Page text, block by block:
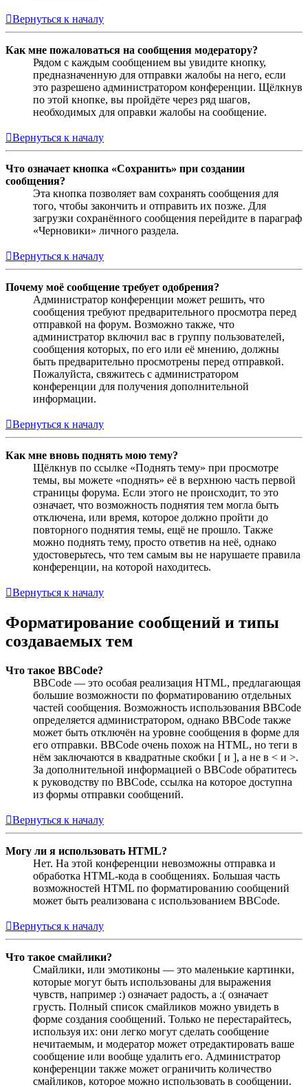
Вернуться к началу
Как мне пожаловаться на сообщения модератору?
Рядом с каждым сообщением вы увидите кнопку,
предназначенную для отправки жалобы на него, если
это разрешено администратором конференции. Щёлкнув
по этой кнопке, вы пройдёте через ряд шагов,
необходимых для оправки жалобы на сообщение.
Вернуться к началу
Что означает кнопка «Сохранить» при создании
сообщения?
Эта кнопка позволяет вам сохранять сообщения для
того, чтобы закончить и отправить их позже. Для
загрузки сохранённого сообщения перейдите в параграф
«Черновики» личного раздела.
Вернуться к началу
Почему моё сообщение требует одобрения?
Администратор конференции может решить, что
сообщения требуют предварительного просмотра перед
отправкой на форум. Возможно также, что
администратор включил вас в группу пользователей,
сообщения которых, по его или её мнению, должны
быть предварительно просмотрены перед отправкой.
Пожалуйста, свяжитесь с администратором
конференции для получения дополнительной
информации.
Вернуться к началу
Как мне вновь поднять мою тему?
Щёлкнув по ссылке «Поднять тему» при просмотре
темы, вы можете «поднять» её в верхнюю часть первой
страницы форума. Если этого не происходит, то это
означает, что возможность поднятия тем могла быть
отключена, или время, которое должно пройти до
повторного поднятия темы, ещё не прошло. Также
можно поднять тему, просто ответив на неё, однако
удостоверьтесь, что тем самым вы не нарушаете правила
конференции, на которой находитесь.
Вернуться к началу
Форматирование сообщений и типы
создаваемых тем
Что такое BBCode?
BBCode — это особая реализация HTML, предлагающая
большие возможности по форматированию отдельных
частей сообщения. Возможность использования BBCode
определяется администратором, однако BBCode также
может быть отключён на уровне сообщения в форме для
его отправки. BBCode очень похож на HTML, но теги в
нём заключаются в квадратные скобки [ и ], а не в < и >.
За дополнительной информацией о BBCode обратитесь
к руководству по BBCode, ссылка на которое доступна
из формы отправки сообщений.
Вернуться к началу
Могу ли я использовать HTML?
Нет. На этой конференции невозможны отправка и
обработка HTML-кода в сообщениях. Большая часть
возможностей HTML по форматированию сообщений
может быть реализована с использованием BBCode.
Вернуться к началу
Что такое смайлики?
Смайлики, или эмотиконы — это маленькие картинки,
которые могут быть использованы для выражения
чувств, например :) означает радость, а :( означает
грусть. Полный список смайликов можно увидеть в
форме создания сообщений. Только не перестарайтесь,
используя их: они легко могут сделать сообщение
нечитаемым, и модератор может отредактировать ваше
сообщение или вообще удалить его. Администратор
конференции также может ограничить количество
смайликов, которое можно использовать в сообщении.